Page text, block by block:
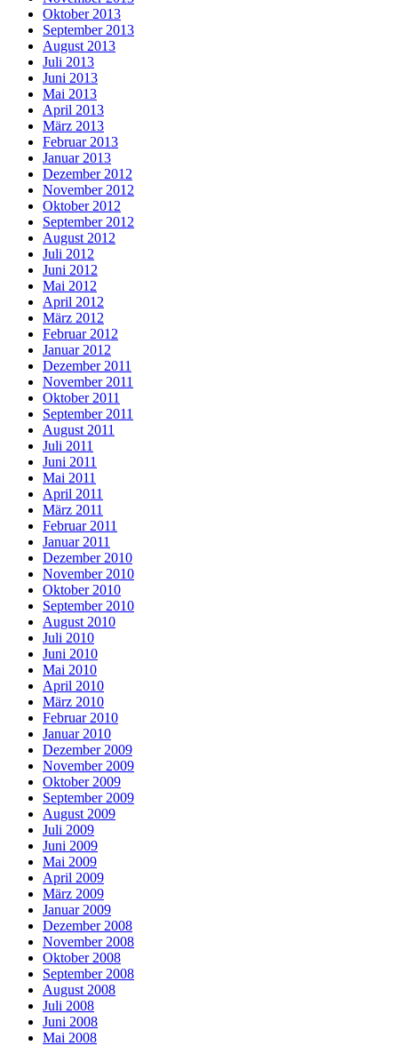
Oktober 2013
September 2013
August 2013
Juli 2013
Juni 2013
Mai 2013
April 2013
März 2013
Februar 2013
Januar 2013
Dezember 2012
November 2012
Oktober 2012
September 2012
August 2012
Juli 2012
Juni 2012
Mai 2012
April 2012
März 2012
Februar 2012
Januar 2012
Dezember 2011
November 2011
Oktober 2011
September 2011
August 2011
Juli 2011
Juni 2011
Mai 2011
April 2011
März 2011
Februar 2011
Januar 2011
Dezember 2010
November 2010
Oktober 2010
September 2010
August 2010
Juli 2010
Juni 2010
Mai 2010
April 2010
März 2010
Februar 2010
Januar 2010
Dezember 2009
November 2009
Oktober 2009
September 2009
August 2009
Juli 2009
Juni 2009
Mai 2009
April 2009
März 2009
Januar 2009
Dezember 2008
November 2008
Oktober 2008
September 2008
August 2008
Juli 2008
Juni 2008
Mai 2008